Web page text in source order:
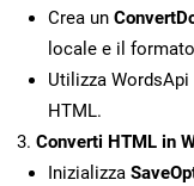
Crea un
locale e il
Utilizza
HTML.
Converti HTML in
Inizializza